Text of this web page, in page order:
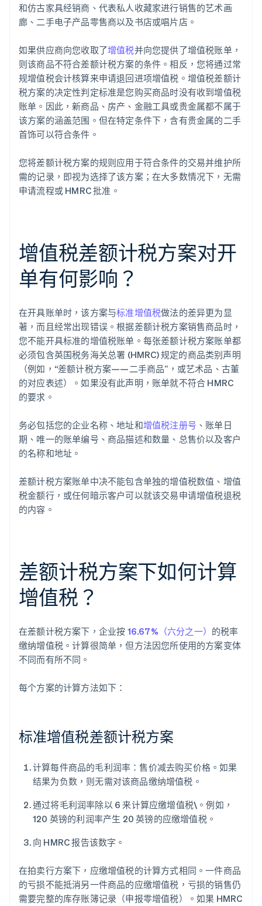
和仿古家具经销商、代表私人收藏家进行销售的艺术画
廊、二手电子产品零售商以及书店或唱片店。
如果供应商向您收取了增值税并向您提供了增值税账单，
则该商品不符合差额计税方案的条件。相反，您将通过常
规增值税会计核算来申请退回进项增值税。增值税差额计
税方案的决定性判定标准是您购买商品时没有收到增值税
账单。因此，新商品、房产、金融工具或贵金属都不属于
该方案的涵盖范围。但在特定条件下，含有贵金属的二手
首饰可以符合条件。
您将差额计税方案的规则应用于符合条件的交易并维护所
需的记录，即视为选择了该方案；在大多数情况下，无需
申请流程或 HMRC 批准。
增值税差额计税方案对开
单有何影响？
在开具账单时，该方案与标准增值税做法的差异更为显
著，而且经常出现错误。根据差额计税方案销售商品时，
您不能开具标准的增值税账单。每张差额计税方案账单都
必须包含英国税务海关总署 (HMRC) 规定的商品类别声明
（例如，“差额计税方案——二手商品”，或艺术品、古董
的对应表述）。如果没有此声明，账单就不符合 HMRC
的要求。
务必包括您的企业名称、地址和增值税注册号 、账单日
期、唯一的账单编号、商品描述和数量、总售价以及客户
的名称和地址。
差额计税方案账单中决不能包含单独的增值税数值、增值
税金额行，或任何暗示客户可以就该交易申请增值税退税
的内容。
差额计税方案下如何计算
增值税？
在差额计税方案下，企业按 16.67%（六分之一） 的税率
缴纳增值税。计算很简单，但方法因您所使用的方案变体
不同而有所不同。
每个方案的计算方法如下：
标准增值税差额计税方案
计算每件商品的毛利润率：售价减去购买价格。如果
结果为负数，则无需对该商品缴纳增值税。
通过将毛利润率除以 6 来计算应缴增值税\。例如，
120 英镑的利润率产生 20 英镑的应缴增值税。
向 HMRC 报告该数字。
在拍卖行方案下，应缴增值税的计算方式相同。一件商品
的亏损不能抵消另一件商品的应缴增值税，亏损的销售仍
需要完整的库存账簿记录（申报零增值税）。如果 HMRC